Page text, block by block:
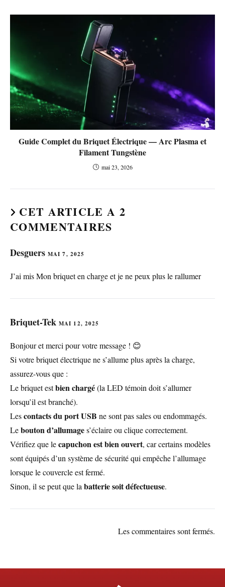
Guide Complet du Briquet Électrique — Arc Plasma et
Filament Tungstène
mai 23, 2026
CET ARTICLE A 2
COMMENTAIRES
Desguers MAI 7, 2025
J’ai mis Mon briquet en charge et je ne peux plus le rallumer
Briquet-Tek MAI 12, 2025
Bonjour et merci pour votre message ! 😊
Si votre briquet électrique ne s’allume plus après la charge,
assurez-vous que :
Le briquet estbien chargé(la LED témoin doit s’allumer
lorsqu’il est branché).
Lescontacts du port USB ne sont pas sales ou endommagés.
Lebouton d’allumages’éclaire ou clique correctement.
Vérifiez que lecapuchon est bien ouvert, car certains modèles
sont équipés d’un système de sécurité qui empêche l’allumage
lorsque le couvercle est fermé.
Sinon, il se peut que labatterie soit défectueuse.
Les commentaires sont fermés.